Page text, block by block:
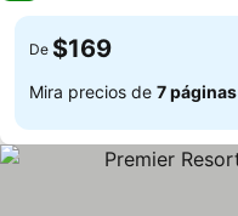
De $169
Mira precios de 7 páginas